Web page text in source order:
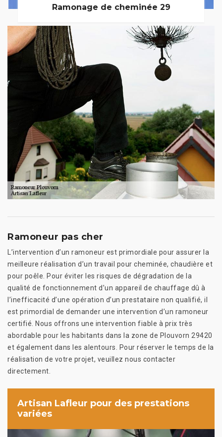
Ramonage de cheminée 29
Ramoneur pas cher
L’intervention d’un ramoneur est primordiale pour assurer la
meilleure réalisation d’un travail pour cheminée, chaudière et
pour poêle. Pour éviter les risques de dégradation de la
qualité de fonctionnement d’un appareil de chauffage dû à
l’inefficacité d’une opération d’un prestataire non qualifié, il
est primordial de demander une intervention d’un ramoneur
certifié. Nous offrons une intervention fiable à prix très
abordable pour les habitants dans la zone de Plouvorn 29420
et également dans les alentours. Pour réserver le temps de la
réalisation de votre projet, veuillez nous contacter
directement.
Artisan Lafleur pour des prestations
variées